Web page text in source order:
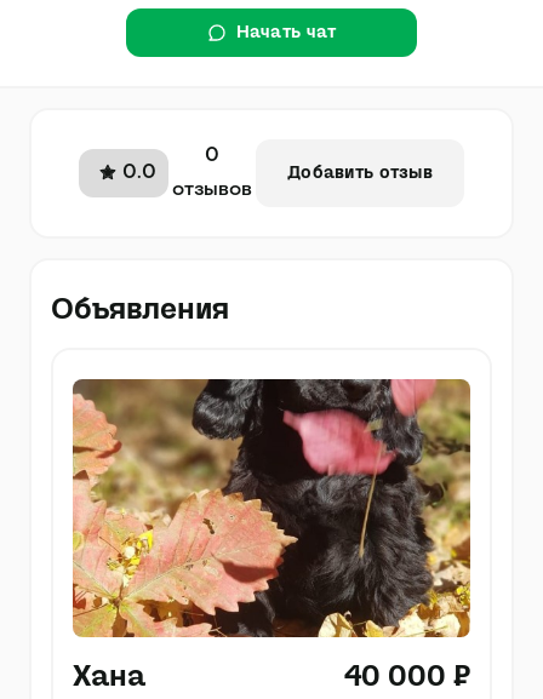
Начать чат
0.0
0
отзывов
Добавить отзыв
Объявления
Хана 40 000 ₽